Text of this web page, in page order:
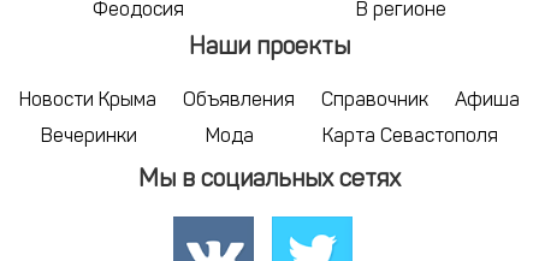
Феодосия
В регионе
Наши проекты
Новости Крыма Объявления Справочник
Афиша
Вечеринки
Мода Карта Севастополя
Мы в социальных сетях